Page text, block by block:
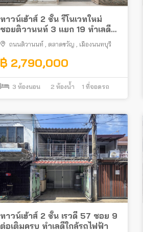
ทาวน์เฮ้าส์ 2 ชั้น รีโนเวทใหม่
ซอยติวานนท์ 3 แยก 19 ทำเลดี
ใกล้รถไฟฟ้าสายสีม่วงสถานี
กระทรวงสาธารณสุข ตรงข้ามกับ
กระทรวงสาธารณสุข
ถนนติวานนท์ ตลาดขวัญ เมืองนนทบุรี
฿ 2,790,000
3 ห้องนอน 2 ห้องน้ำ 1 ที่จอดรถ
ทาวน์เฮ้าส์ 2 ชั้น เรวดี 57 ซอย 9
ต่อเติมครบ ทำเลดีใกล้รถไฟฟ้า